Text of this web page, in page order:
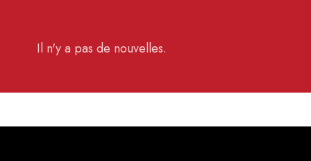
Il n'y a pas de nouvelles.